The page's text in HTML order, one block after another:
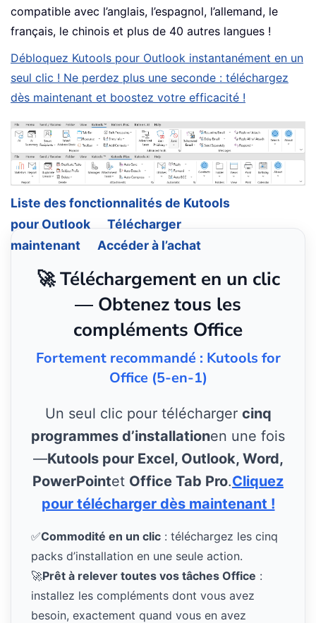
compatible avec l’anglais, l’espagnol, l’allemand, le
français, le chinois et plus de 40 autres langues !
Débloquez Kutools pour Outlook instantanément en un
seul clic ! Ne perdez plus une seconde : téléchargez
dès maintenant et boostez votre efficacité !
Liste des fonctionnalités de Kutools
pour Outlook
Télécharger
maintenant
Accéder à l’achat
🚀 Téléchargement en un clic
— Obtenez tous les
compléments Office
Fortement recommandé : Kutools for
Office (5-en-1)
Un seul clic pour télécharger cinq
programmes d’installationen une fois
—Kutools pour Excel, Outlook, Word,
PowerPointet Office Tab Pro.Cliquez
pour télécharger dès maintenant !
✅Commodité en un clic : téléchargez les cinq
packs d’installation en une seule action.
🚀Prêt à relever toutes vos tâches Office :
installez les compléments dont vous avez
besoin, exactement quand vous en avez